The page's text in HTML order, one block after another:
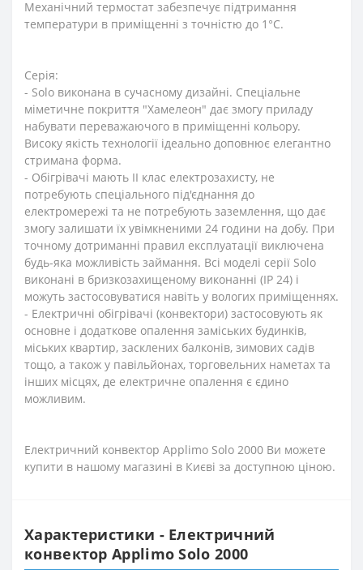
Механічний термостат забезпечує підтримання
температури в приміщенні з точністю до 1°С.
Серія:
- Solo виконана в сучасному дизайні. Спеціальне
міметичне покриття "Хамелеон" дає змогу приладу
набувати переважаючого в приміщенні кольору.
Високу якість технології ідеально доповнює елегантно
стримана форма.
- Обігрівачі мають II клас електрозахисту, не
потребують спеціального під'єднання до
електромережі та не потребують заземлення, що дає
змогу залишати їх увімкненими 24 години на добу. При
точному дотриманні правил експлуатації виключена
будь-яка можливість займання. Всі моделі серії Solo
виконані в бризкозахищеному виконанні (IP 24) і
можуть застосовуватися навіть у вологих приміщеннях.
- Електричні обігрівачі (конвектори) застосовують як
основне і додаткове опалення заміських будинків,
міських квартир, засклених балконів, зимових садів
тощо, а також у павільйонах, торговельних наметах та
інших місцях, де електричне опалення є єдино
можливим.
Електричний конвектор Applimo Solo 2000 Ви можете
купити в нашому магазині в Києві за доступною ціною.
Характеристики - Електричний
конвектор Applimo Solo 2000